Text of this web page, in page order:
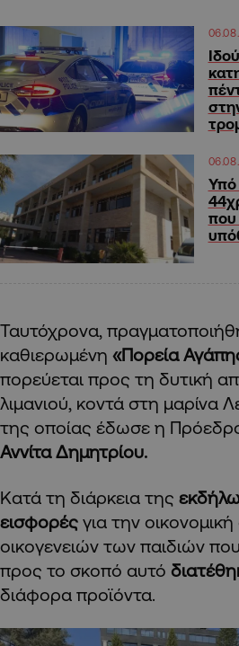
Υπό
που
Ταυτόχρονα,
καθιερωμένη «Πορεία
πορεύεται προς τη δυτική
λιμανιού, κοντά στη μαρίνα
της οποίας έδωσε η
Αννίτα Δημητρίου.
Κατά τη διάρκεια της
εισφορές για την
οικογενειών των παιδιών
προς το σκοπό αυτό
διάφορα προϊόντα.